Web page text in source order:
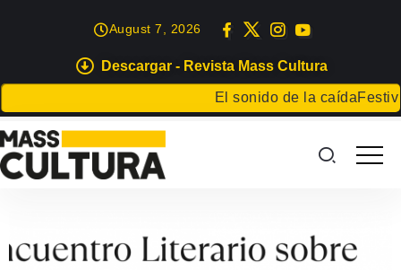
Descargar - Revista Mass Cultura
El sonido de la caída
August 7, 2026